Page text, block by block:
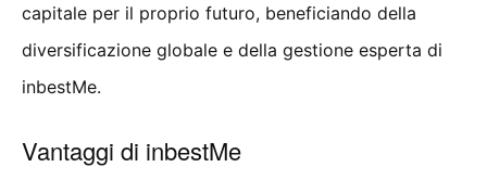
capitale per il proprio futuro, beneficiando della
diversificazione globale e della gestione esperta di
inbestMe.
Vantaggi di inbestMe